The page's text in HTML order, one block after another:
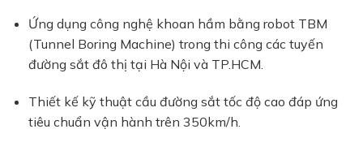
Ứng dụng công nghệ khoan hầm bằng robot TBM
(Tunnel Boring Machine) trong thi công các tuyến
đường sắt đô thị tại Hà Nội và TP.HCM.
Thiết kế kỹ thuật cầu đường sắt tốc độ cao đáp ứng
tiêu chuẩn vận hành trên 350km/h.